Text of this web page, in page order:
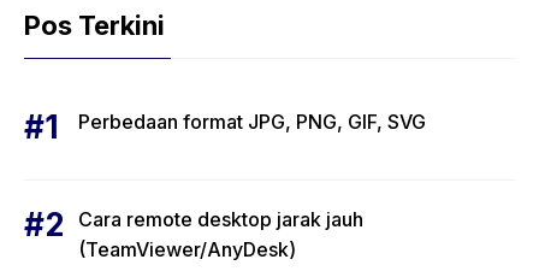
Pos Terkini
Perbedaan format JPG, PNG, GIF, SVG
Cara remote desktop jarak jauh
(TeamViewer/AnyDesk)